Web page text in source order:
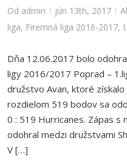
Od admin | jún 13th, 2017 |
liga, Firemná liga 2016-2017,
Dňa 12.06.2017 bolo
ligy 2016/2017 Poprad –
družstvo Avan, ktoré
rozdielom 519 bodov sa
0 : 519 Hurricanes. Zápas s
odohral medzi družstvami
V […]